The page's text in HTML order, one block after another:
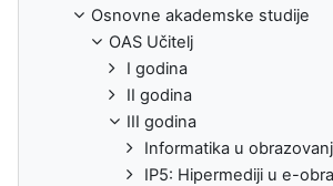
Osnovne akademske studije
OAS Učitelj
I godina
II godina
III godina
Informatika u
IP5: Hipermediji u e-